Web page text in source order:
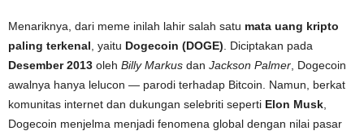
Menariknya, dari meme inilah lahir salah satu mata uang kripto
paling terkenal , yaitu Dogecoin (DOGE) . Diciptakan pada
Desember 2013 oleh Billy Markus dan Jackson Palmer , Dogecoin
awalnya hanya lelucon — parodi terhadap Bitcoin. Namun, berkat
komunitas internet dan dukungan selebriti seperti Elon Musk
Dogecoin menjelma menjadi fenomena global dengan nilai pasar